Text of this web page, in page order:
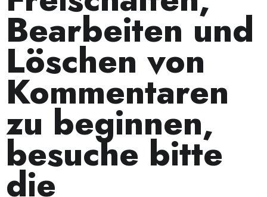
Bearbeiten und
Löschen von
Kommentaren
zu beginnen,
besuche bitte
die